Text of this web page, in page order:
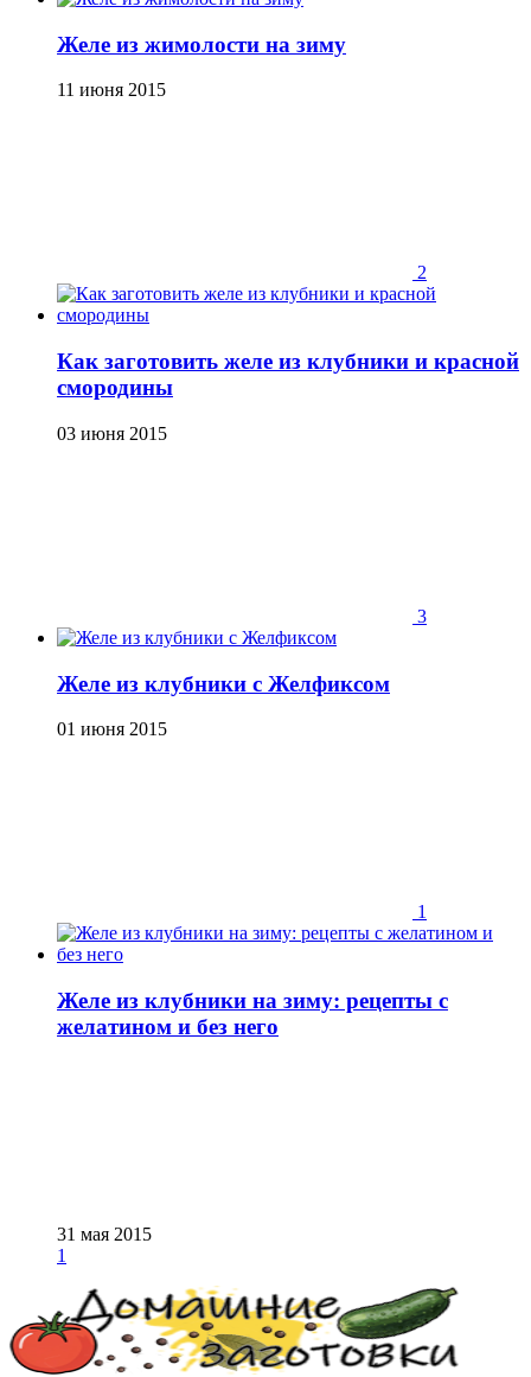
Желе из жимолости на зиму
11 июня 2015
2
Как заготовить желе из клубники и красной
смородины
03 июня 2015
3
Желе из клубники с Желфиксом
01 июня 2015
1
Желе из клубники на зиму: рецепты с
желатином и без него
31 мая 2015
1